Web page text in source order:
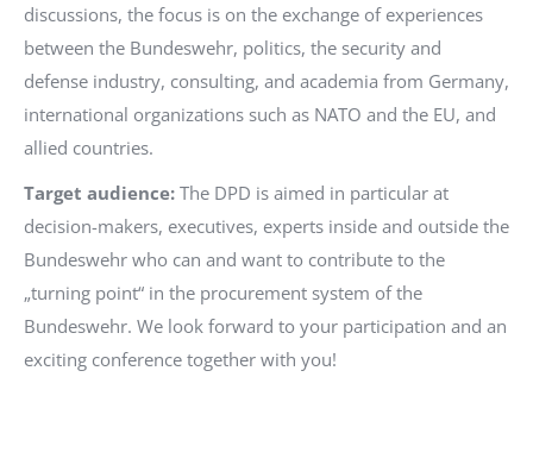
discussions, the focus is on the exchange of experiences
between the Bundeswehr, politics, the security and
defense industry, consulting, and academia from Germany,
international organizations such as NATO and the EU, and
allied countries.
Target audience: The DPD is aimed in particular at
decision-makers, executives, experts inside and outside the
Bundeswehr who can and want to contribute to the
„turning point“ in the procurement system of the
Bundeswehr. We look forward to your participation and an
exciting conference together with you!